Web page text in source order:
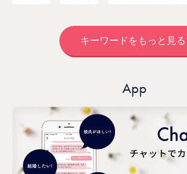
キーワードをもっと見る
App